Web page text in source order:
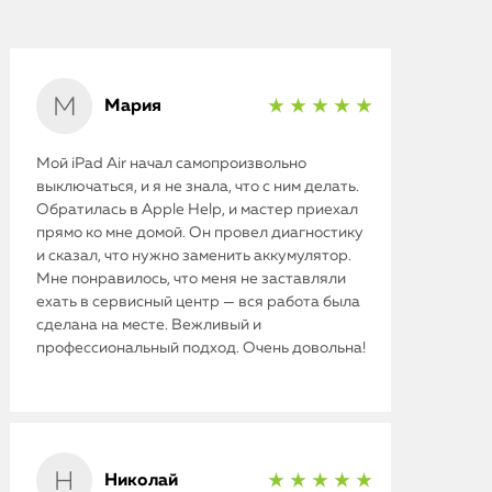
Мария ★ ★ ★ ★ ★
Мой iPad Air начал самопроизвольно
выключаться, и я не знала, что с ним делать.
Обратилась в Apple Help, и мастер приехал
прямо ко мне домой. Он провел диагностику
и сказал, что нужно заменить аккумулятор.
Мне понравилось, что меня не заставляли
ехать в сервисный центр — вся работа была
сделана на месте. Вежливый и
профессиональный подход. Очень довольна!
Николай ★ ★ ★ ★ ★